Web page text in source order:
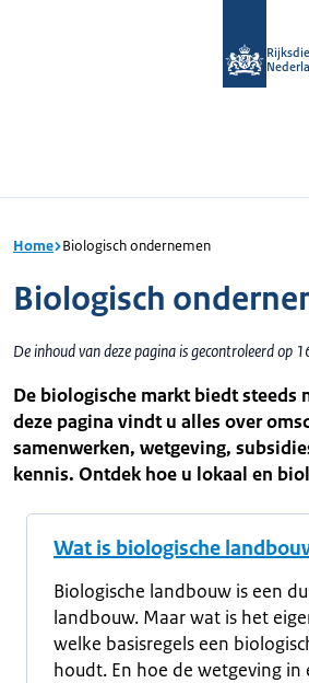
Home Biologisch ondernemen
Biologisch
De inhoud van deze pagina is gecontroleerd op
De biologische markt biedt steeds
deze pagina vindt u alles over
samenwerken, wetgeving,
kennis. Ontdek hoe u lokaal en
Wat is biologische
Biologische landbouw is een
landbouw. Maar wat is het
welke basisregels een
houdt. En hoe de wetgeving in